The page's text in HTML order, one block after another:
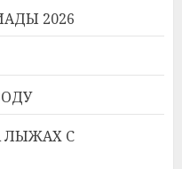
2026
ЛЫЖАХ С